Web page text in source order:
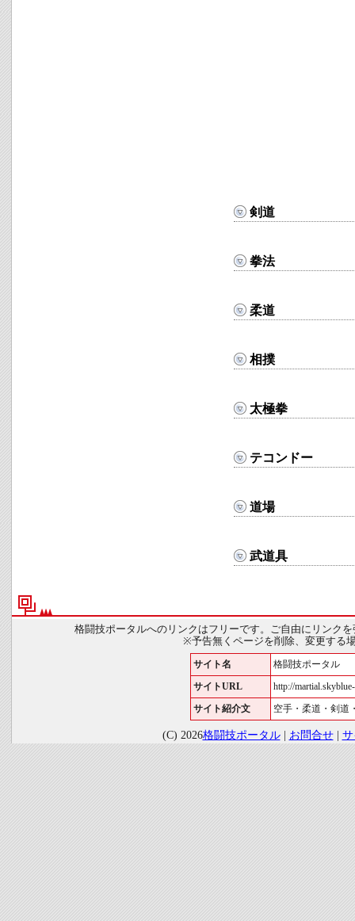
剣道
拳法
柔道
相撲
太極拳
テコンドー
道場
武道具
格闘技ポータルへのリンクはフリーです。ご自由にリンク
※予告無くページを削除、変更する
サイト名 格闘技ポータル
サイトURL http://
サイト紹介文 空手・柔道・剣道
(C) 2026格闘技ポータル| お問合せ|